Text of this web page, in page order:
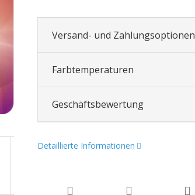
Versand- und Zahlungsoptionen
Farbtemperaturen
Geschäftsbewertung
Detaillierte Informationen